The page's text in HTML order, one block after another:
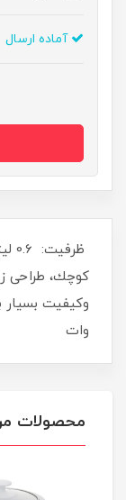
آماده ارسال
كوچك، طراحی
وات
محصولات